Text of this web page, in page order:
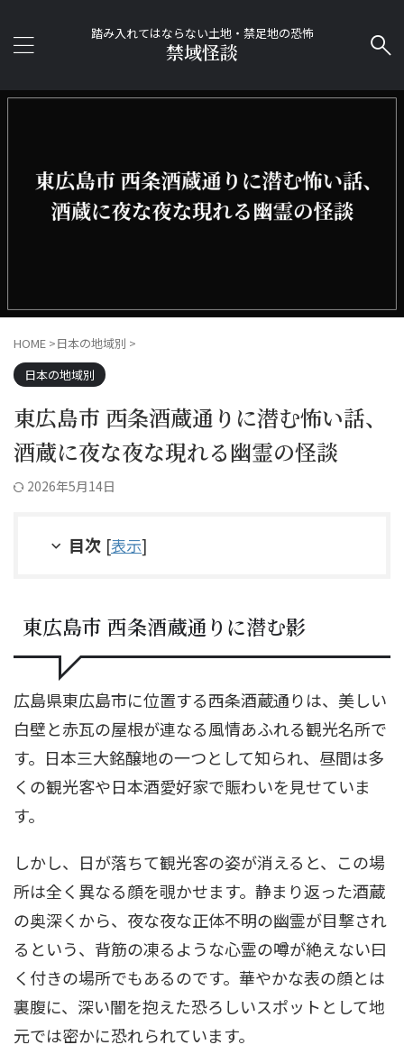
踏み入れてはならない土地・禁足地の恐怖
禁域怪談
HOME >日本の地域別 >
日本の地域別
東広島市 西条酒蔵通りに潜む怖い話、
酒蔵に夜な夜な現れる幽霊の怪談
2026年5月14日
目次 [表示]
東広島市 西条酒蔵通りに潜む影
広島県東広島市に位置する西条酒蔵通りは、美しい
白壁と赤瓦の屋根が連なる風情あふれる観光名所で
す。日本三大銘醸地の一つとして知られ、昼間は多
くの観光客や日本酒愛好家で賑わいを見せていま
す。
しかし、日が落ちて観光客の姿が消えると、この場
所は全く異なる顔を覗かせます。静まり返った酒蔵
の奥深くから、夜な夜な正体不明の幽霊が目撃され
るという、背筋の凍るような心霊の噂が絶えない曰
く付きの場所でもあるのです。華やかな表の顔とは
裏腹に、深い闇を抱えた恐ろしいスポットとして地
元では密かに恐れられています。